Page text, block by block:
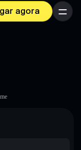
agora Menu